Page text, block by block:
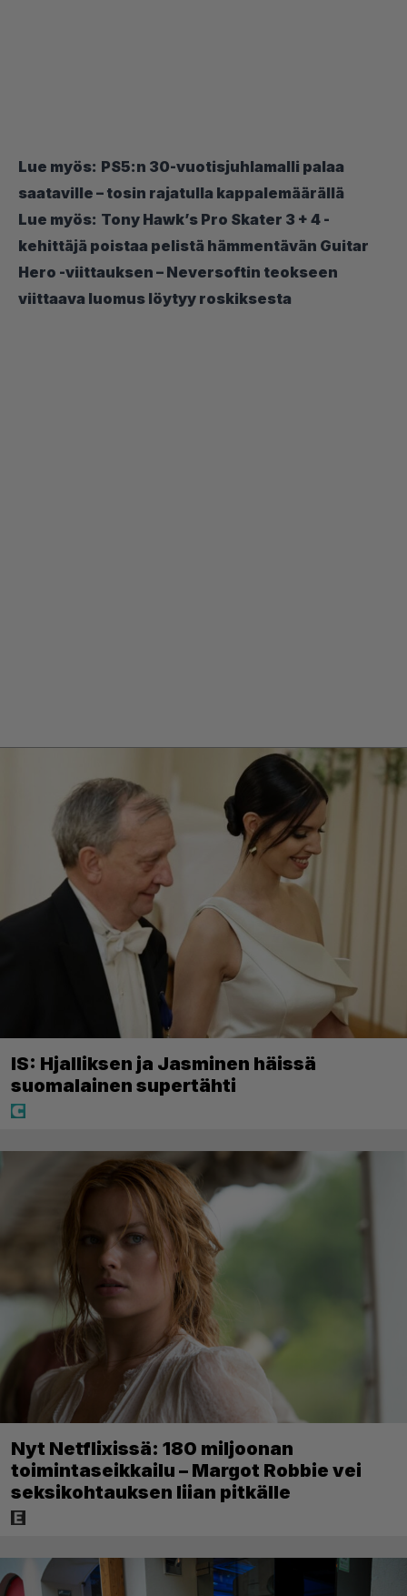
Lue myös: PS5:n 30-vuotisjuhlamalli palaa
saataville – tosin rajatulla kappalemäärällä
Lue myös: Tony Hawk’s Pro Skater 3 + 4 -
kehittäjä poistaa pelistä hämmentävän Guitar
Hero -viittauksen – Neversoftin teokseen
viittaava luomus löytyy roskiksesta
IS: Hjalliksen ja Jasminen häissä
suomalainen supertähti
Nyt Netflixissä: 180 miljoonan
toimintaseikkailu – Margot Robbie vei
seksikohtauksen liian pitkälle